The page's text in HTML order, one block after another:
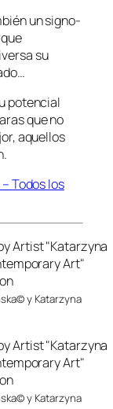
un signo-
su
potencial
que no
aquellos
Todos los
y Katarzyna
y Katarzyna